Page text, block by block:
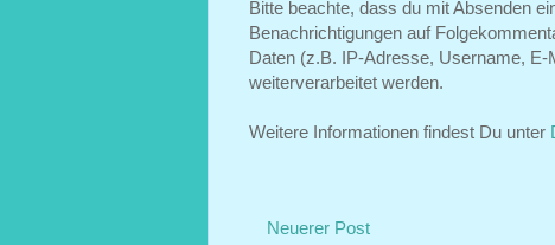
Bitte beachte, dass du mit Absenden
Benachrichtigungen auf
Daten (z.B. IP-Adresse, Username,
weiterverarbeitet werden.
Weitere Informationen findest Du unter
Neuerer Post